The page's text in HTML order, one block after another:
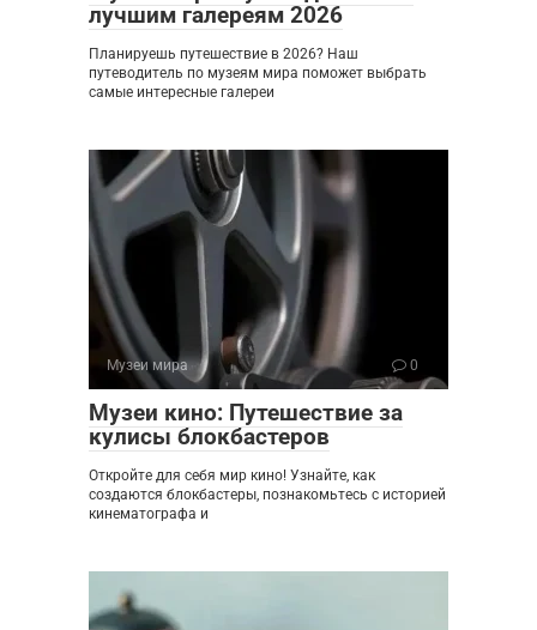
лучшим галереям 2026
Планируешь путешествие в 2026? Наш
путеводитель по музеям мира поможет выбрать
самые интересные галереи
Музеи мира 0
Музеи кино: Путешествие за
кулисы блокбастеров
Откройте для себя мир кино! Узнайте, как
создаются блокбастеры, познакомьтесь с историей
кинематографа и